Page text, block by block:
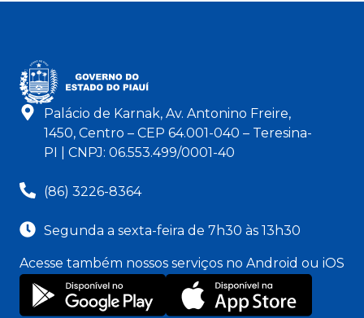
Palácio de Karnak, Av. Antonino Freire,
1450, Centro – CEP 64.001-040 – Teresina-
PI | CNPJ: 06.553.499/0001-40
(86) 3226-8364
Segunda a sexta-feira de 7h30 às 13h30
Acesse também nossos serviços no Android ou iOS